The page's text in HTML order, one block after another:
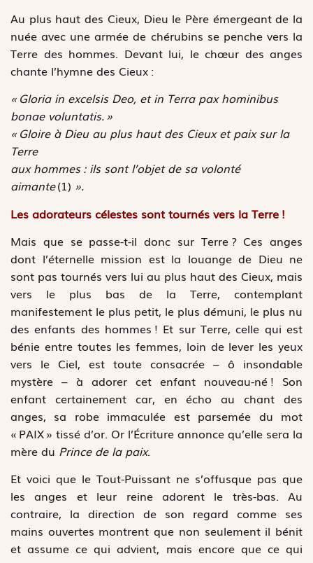
Au plus haut des Cieux, Dieu le Père émergeant de la
nuée avec une armée de chérubins se penche vers la
Terre des hommes. Devant lui, le chœur des anges
chante l’hymne des Cieux :
« Gloria in excelsis Deo, et in Terra pax hominibus
bonae voluntatis. »
« Gloire à Dieu au plus haut des Cieux et paix sur la
Terre
aux hommes : ils sont l’objet de sa volonté
aimante(1) ».
Les adorateurs célestes sont tournés vers la Terre !
Mais que se passe-t-il donc sur Terre ? Ces anges
dont l’éternelle mission est la louange de Dieu ne
sont pas tournés vers lui au plus haut des Cieux, mais
vers le plus bas de la Terre, contemplant
manifestement le plus petit, le plus démuni, le plus nu
des enfants des hommes ! Et sur Terre, celle qui est
bénie entre toutes les femmes, loin de lever les yeux
vers le Ciel, est toute consacrée – ô insondable
mystère – à adorer cet enfant nouveau-né ! Son
enfant certainement car, en écho au chant des
anges, sa robe immaculée est parsemée du mot
« PAIX » tissé d’or. Or l’Écriture annonce qu’elle sera la
mère du Prince de la paix.
Et voici que le Tout-Puissant ne s’offusque pas que
les anges et leur reine adorent le très-bas. Au
contraire, la direction de son regard comme ses
mains ouvertes montrent que non seulement il bénit
et assume ce qui advient, mais encore que ce qui